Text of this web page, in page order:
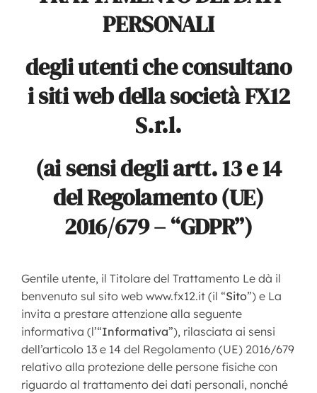
PERSONALI
degli utenti che consultano
i siti web della società FX12
S.r.l.
(ai sensi degli artt. 13 e 14
del Regolamento (UE)
2016/679 – “GDPR”)
Gentile utente, il Titolare del Trattamento Le dà il
benvenuto sul sito web www.fx12.it (il “Sito”) e La
invita a prestare attenzione alla seguente
informativa (l’“Informativa”), rilasciata ai sensi
dell’articolo 13 e 14 del Regolamento (UE) 2016/679
relativo alla protezione delle persone fisiche con
riguardo al trattamento dei dati personali, nonché